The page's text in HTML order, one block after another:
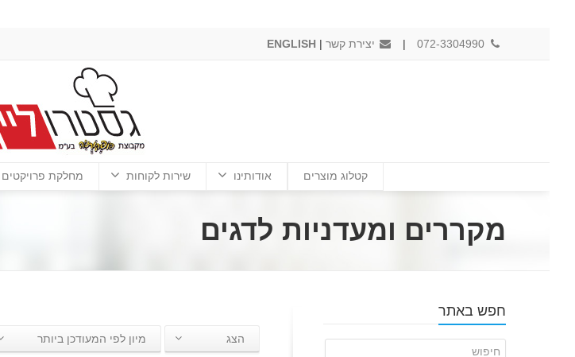
| יצירת קשר |
ENGLISH
קטלוג מוצרים אודותינו שירות לקוחות מחלקת פרויקטים
מקררים ומעדניות לדגים
הצג מיון לפי המעודכן ביותר
חפש באתר